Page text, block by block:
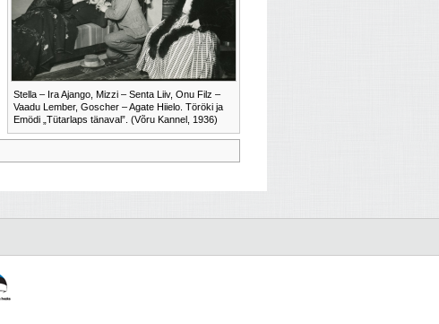
Stella – Ira Ajango, Mizzi – Senta Liiv, Onu Filz –
Vaadu Lember, Goscher – Agate Hiielo. Töröki ja
Emödi „Tütarlaps tänaval”. (Võru Kannel, 1936)